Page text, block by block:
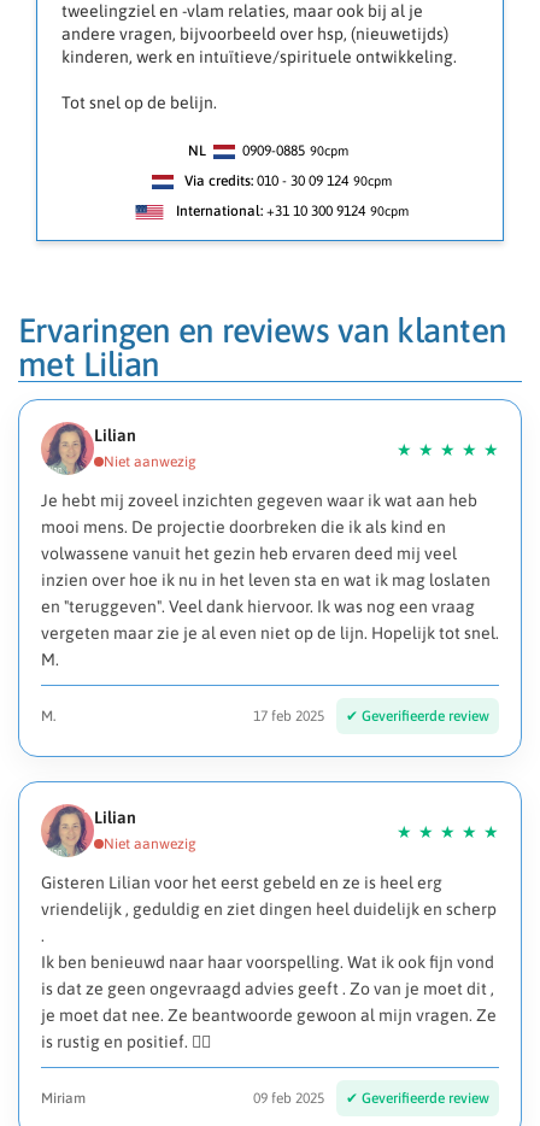
tweelingziel en -vlam relaties, maar ook bij al je
andere vragen, bijvoorbeeld over hsp, (nieuwetijds)
kinderen, werk en intuïtieve/spirituele ontwikkeling.
Tot snel op de belijn.
NL 0909-0885 90cpm
Via credits: 010 - 30 09 124 90cpm
International: +31 10 300 9124 90cpm
Ervaringen en reviews van klanten
met Lilian
Lilian
Je hebt mij zoveel inzichten gegeven waar ik wat aan heb
mooi mens. De projectie doorbreken die ik als kind en
volwassene vanuit het gezin heb ervaren deed mij veel
inzien over hoe ik nu in het leven sta en wat ik mag loslaten
en "teruggeven". Veel dank hiervoor. Ik was nog een vraag
vergeten maar zie je al even niet op de lijn. Hopelijk tot snel.
M.
M. 17 feb 2025
Lilian
Gisteren Lilian voor het eerst gebeld en ze is heel erg
vriendelijk , geduldig en ziet dingen heel duidelijk en scherp
.
Ik ben benieuwd naar haar voorspelling. Wat ik ook fijn vond
is dat ze geen ongevraagd advies geeft . Zo van je moet dit ,
je moet dat nee. Ze beantwoorde gewoon al mijn vragen. Ze
is rustig en positief. 👍🏻
Miriam 09 feb 2025